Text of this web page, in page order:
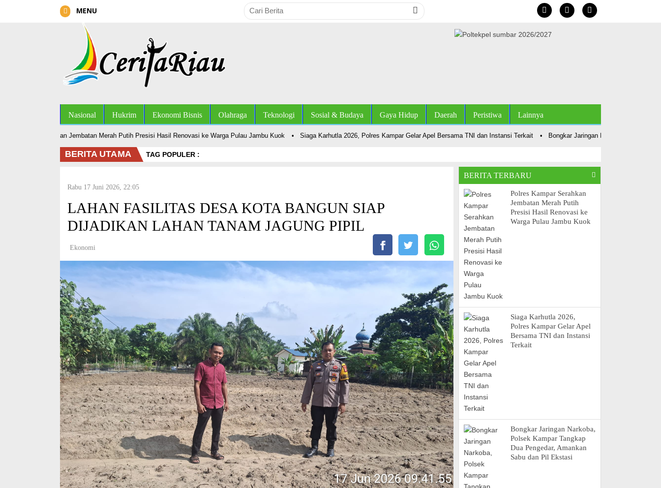
MENU
Nasional Hukrim Ekonomi Bisnis Olahraga Teknologi Sosial & Budaya Gaya Hidup Daerah Peristiwa Lainnya
Kampar Serahkan Jembatan Merah Putih Presisi Hasil Renovasi ke Warga Pulau Jambu Kuok • Siaga Karhutla 2026, Polres Kampar Gelar Apel Bersama TNI dan Instansi Terkait • Bongkar Jaringan Narkoba, Polsek
BERITA UTAMA TAG POPULER :
Rabu 17 Juni 2026, 22:05
LAHAN FASILITAS DESA KOTA BANGUN SIAP
DIJADIKAN LAHAN TANAM JAGUNG PIPIL
Ekonomi
BERITA TERBARU
Polres Kampar Serahkan
Jembatan Merah Putih
Presisi Hasil Renovasi ke
Warga Pulau Jambu Kuok
Siaga Karhutla 2026,
Polres Kampar Gelar Apel
Bersama TNI dan Instansi
Terkait
Bongkar Jaringan Narkoba,
Polsek Kampar Tangkap
Dua Pengedar, Amankan
Sabu dan Pil Ekstasi